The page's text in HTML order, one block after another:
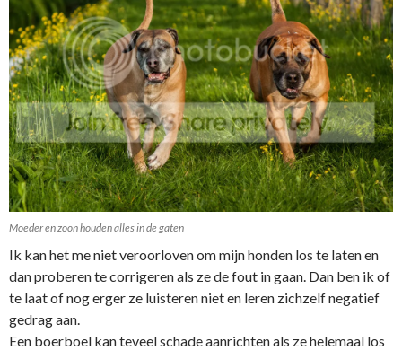
Moeder en zoon houden alles in de gaten
Ik kan het me niet veroorloven om mijn honden los te laten en
dan proberen te corrigeren als ze de fout in gaan. Dan ben ik of
te laat of nog erger ze luisteren niet en leren zichzelf negatief
gedrag aan.
Een boerboel kan teveel schade aanrichten als ze helemaal los